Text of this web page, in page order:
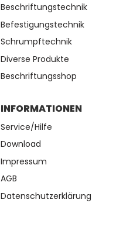
Beschriftungstechnik
Befestigungstechnik
Schrumpftechnik
Diverse Produkte
Beschriftungsshop
INFORMATIONEN
Service/Hilfe
Download
Impressum
AGB
Datenschutzerklärung